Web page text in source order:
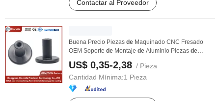
Contactar al Proveedor
Buena Precio Piezas de Maquinado CNC Fresado
OEM Soporte de Montaje de Aluminio Piezas de
Aluminio ...
US$ 0,35-2,38 / Pieza
Cantidad Mínima:1 Pieza